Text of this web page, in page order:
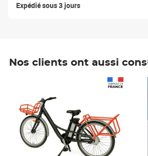
Expédié sous 3 jours
Nos clients ont aussi
Prix